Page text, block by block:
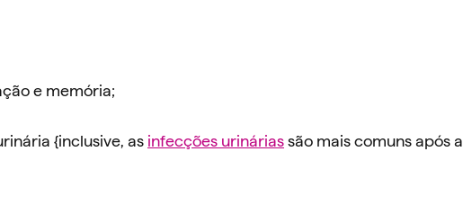
e memória;
{inclusive, as infecções urináriassão mais comuns após a